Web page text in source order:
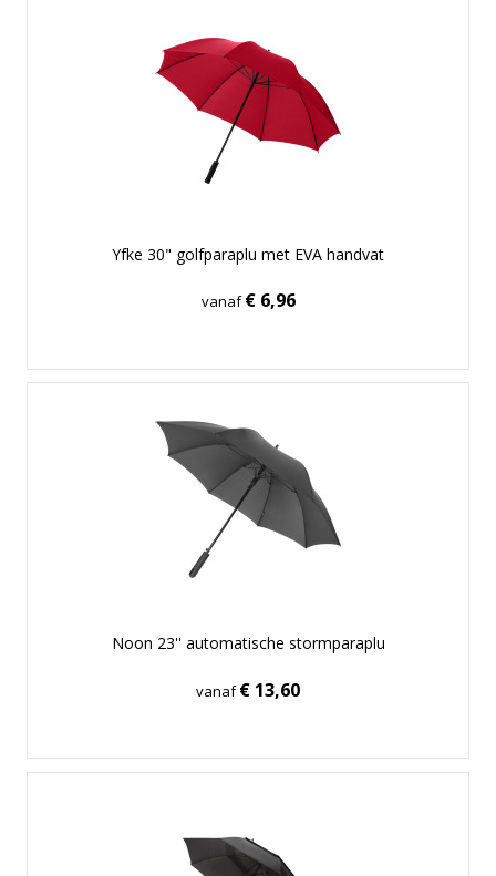
Yfke 30" golfparaplu met EVA handvat
vanaf€ 6,96
Noon 23'' automatische stormparaplu
vanaf€ 13,60